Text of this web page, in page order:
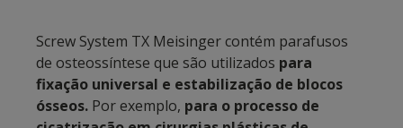
Screw System TX Meisinger contém parafusos
de osteossíntese que são utilizados para
fixação universal e estabilização de blocos
ósseos. Por exemplo, para o processo de